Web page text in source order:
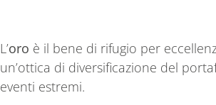
L’oro è il bene di rifugio per
un’ottica di diversificazione del
eventi estremi.